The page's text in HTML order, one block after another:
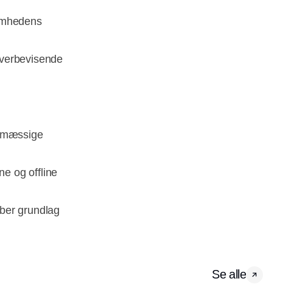
og offline
grundlag
Se alle